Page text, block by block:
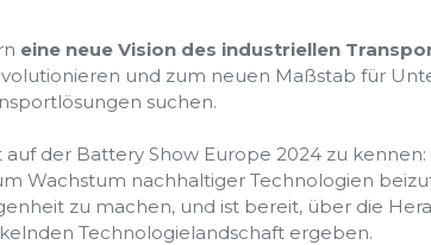
eine neue Vision des industriellen
und zum neuen Maßstab für
suchen.
der Battery Show Europe 2024 zu
Wachstum nachhaltiger Technologien
zu machen, und ist bereit, über die
Technologielandschaft ergeben.